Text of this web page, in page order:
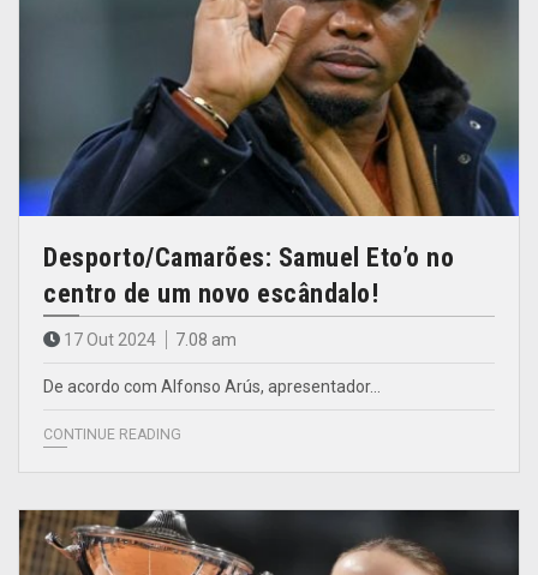
Desporto/Camarões: Samuel Eto’o no
centro de um novo escândalo!
17 Out 2024 7.08 am
De acordo com Alfonso Arús, apresentador…
CONTINUE READING